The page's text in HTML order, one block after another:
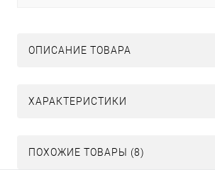
ОПИСАНИЕ ТОВАРА
ХАРАКТЕРИСТИКИ
ПОХОЖИЕ ТОВАРЫ (8)